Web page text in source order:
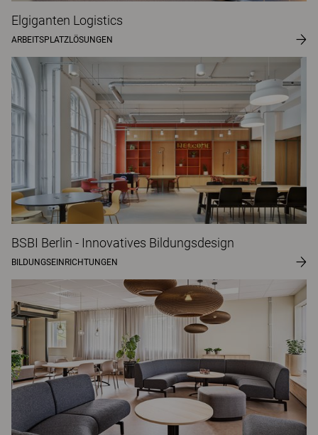
Elgiganten Logistics
ARBEITSPLATZLÖSUNGEN
BSBI Berlin - Innovatives Bildungsdesign
BILDUNGSEINRICHTUNGEN